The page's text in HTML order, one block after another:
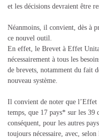
et les décisions devraient être
Néanmoins, il convient, dès à
ce nouvel outil.
En effet, le Brevet à Effet
nécessairement à tous les
de brevets, notamment du fait
nouveau système.
Il convient de noter que l’Effet
temps, que 17 pays* sur les 39
conséquent, pour les autres
toujours nécessaire, avec,